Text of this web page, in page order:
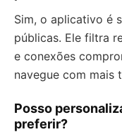
Sim, o aplicativo é
públicas. Ele filtra
e conexões
navegue com mais
Posso
preferir?